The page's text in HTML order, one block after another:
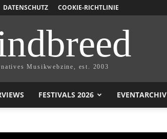
DATENSCHUTZ COOKIE-RICHTLINIE
Musikwebzine, est. 2003
FESTIVALS 2026 EVENTARCHIV